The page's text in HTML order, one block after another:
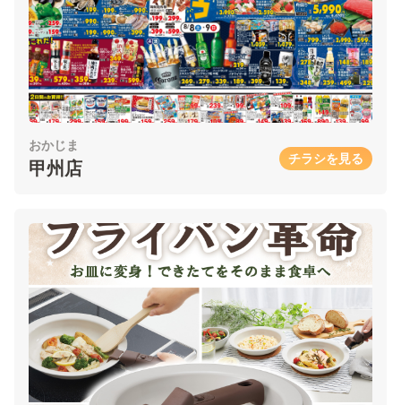
おかじま
甲州店 チラシを見る